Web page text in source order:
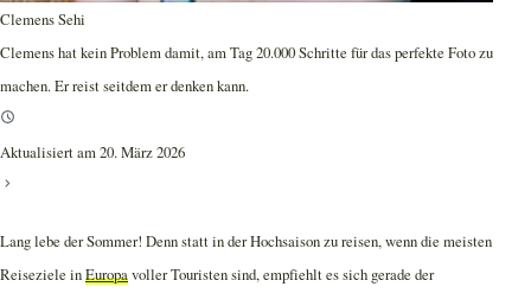
Clemens Sehi
Clemens hat kein Problem damit, am Tag 20.000 Schritte für das perfekte Foto zu
machen. Er reist seitdem er denken kann.
Aktualisiert am 20. März 2026
Lang lebe der Sommer! Denn statt in der Hochsaison zu reisen, wenn die meisten
Reiseziele inEuropavoller Touristen sind, empfiehlt es sich gerade der